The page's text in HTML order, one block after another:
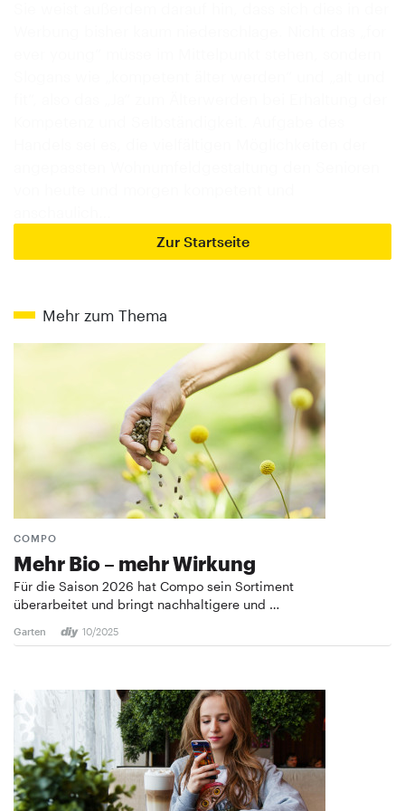
Zur Startseite
Mehr zum Thema
COMPO
Mehr Bio – mehr Wirkung
Für die Saison 2026 hat Compo sein Sortiment
überarbeitet und bringt nachhaltigere und …
Garten 10/2025